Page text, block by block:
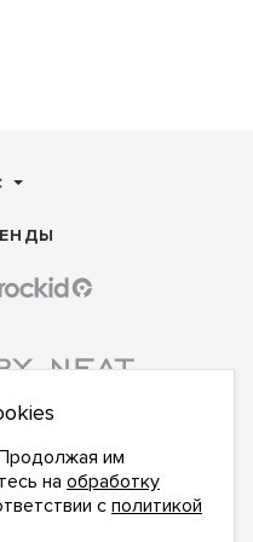
НОВОСТИ:
им
на обработку
с политикой